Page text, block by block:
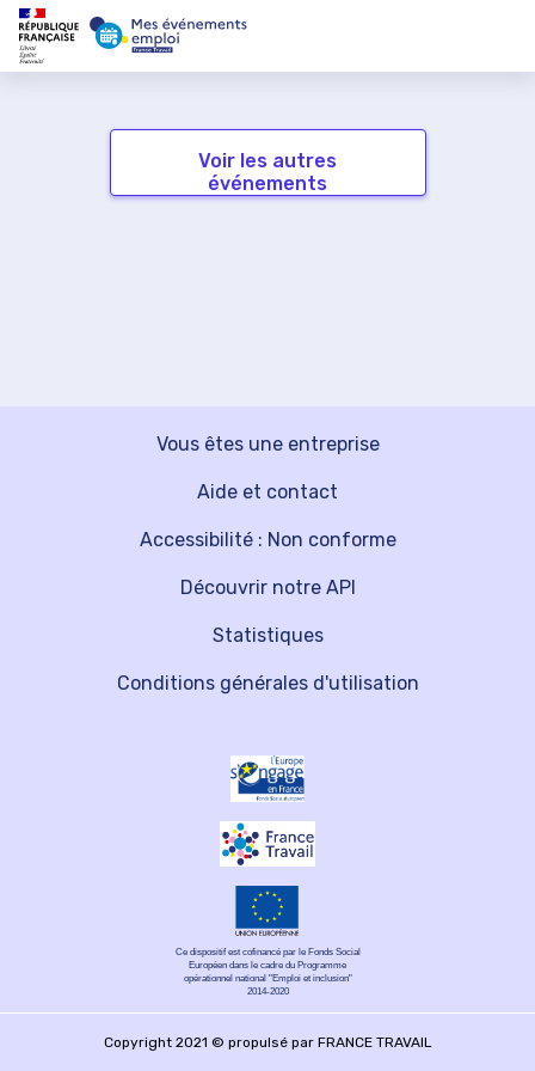
Voir les autres
événements
Vous êtes une entreprise
Découvrir notre API
Aide et contact
Statistiques
Accessibilité : Non conforme
Conditions générales d'utilisation
Ce dispositif est cofinancé par le Fonds Social
Européen dans le cadre du Programme
opérationnel national "Emploi et inclusion"
2014-2020
Copyright 2021 © propulsé par FRANCE TRAVAIL